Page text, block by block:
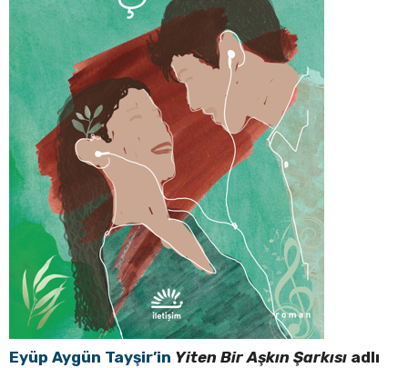
Eyüp Aygün Tayşir’in Yiten Bir Aşkın Şarkısı adlı